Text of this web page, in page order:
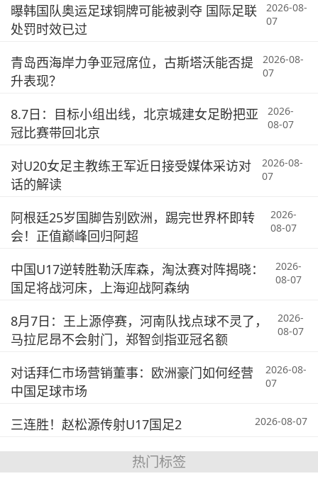
曝韩国队奥运足球铜牌可能被剥夺 国际足联
处罚时效已过
2026-08-
07
青岛西海岸力争亚冠席位，古斯塔沃能否提
升表现？
2026-08-
07
8.7日：目标小组出线，北京城建女足盼把亚
冠比赛带回北京
2026-
08-07
对U20女足主教练王军近日接受媒体采访对
话的解读
2026-08-
07
阿根廷25岁国脚告别欧洲，踢完世界杯即转
会！正值巅峰回归阿超
2026-
08-07
中国U17逆转胜勒沃库森，淘汰赛对阵揭晓：
国足将战河床，上海迎战阿森纳
2026-
08-07
8月7日：王上源停赛，河南队找点球不灵了，
马拉尼昂不会射门，郑智剑指亚冠名额
2026-
08-07
对话拜仁市场营销董事：欧洲豪门如何经营
中国足球市场
2026-08-
07
三连胜！赵松源传射U17国足2 2026-08-07
热门标签